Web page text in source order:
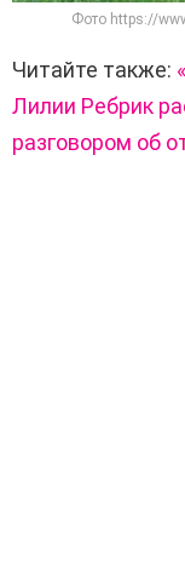
Фото https://
Читайте также:
Лилии Ребрик
разговором об